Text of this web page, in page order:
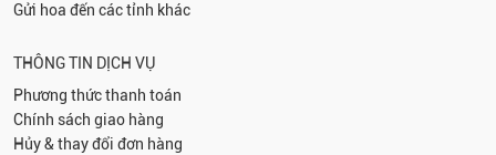
Gửi hoa đến các tỉnh khác
THÔNG TIN DỊCH VỤ
Phương thức thanh toán
Chính sách giao hàng
Hủy & thay đổi đơn hàng